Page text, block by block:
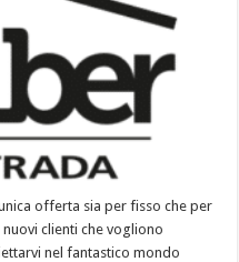
offerta sia per fisso che per
clienti che vogliono
nel fantastico mondo